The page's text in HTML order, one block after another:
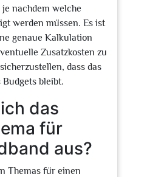
nachdem welche
werden müssen. Es ist
genaue Kalkulation
Zusatzkosten zu
dass das
bleibt.
das
für
aus?
Themas für einen